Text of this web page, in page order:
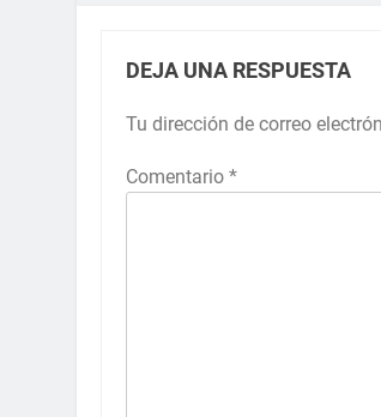
DEJA UNA RESPUESTA
Tu dirección de correo
Comentario *